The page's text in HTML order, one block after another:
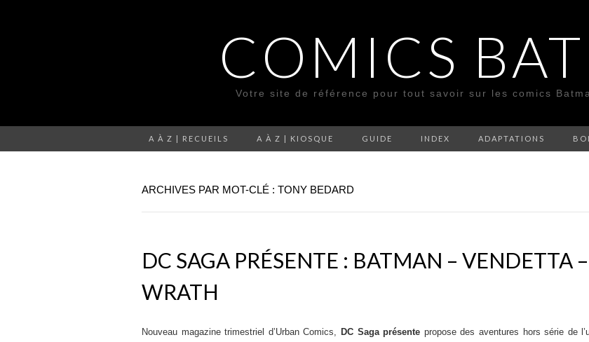
COMICS
Votre site de référence pour tout savoir sur les comics
A À Z | RECUEILS A À Z | KIOSQUE GUIDE INDEX ADAPTATIONS
ARCHIVES PAR MOT-CLÉ : TONY BEDARD
DC SAGA PRÉSENTE : BATMAN – VENDETTA
WRATH
Nouveau magazine trimestriel d’Urban Comics, DC Saga présente propose des aventures hors série de